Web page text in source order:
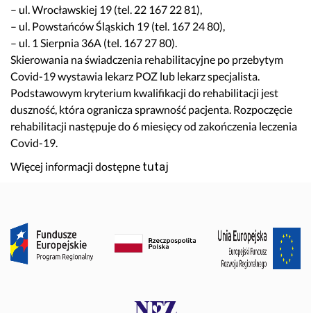
– ul. Wrocławskiej 19 (tel. 22 167 22 81),
– ul. Powstańców Śląskich 19 (tel. 167 24 80),
– ul. 1 Sierpnia 36A (tel. 167 27 80).
Skierowania na świadczenia rehabilitacyjne po przebytym
Covid-19 wystawia lekarz POZ lub lekarz specjalista.
Podstawowym kryterium kwalifikacji do rehabilitacji jest
duszność, która ogranicza sprawność pacjenta. Rozpoczęcie
rehabilitacji następuje do 6 miesięcy od zakończenia leczenia
Covid-19.
Więcej informacji dostępne tutaj